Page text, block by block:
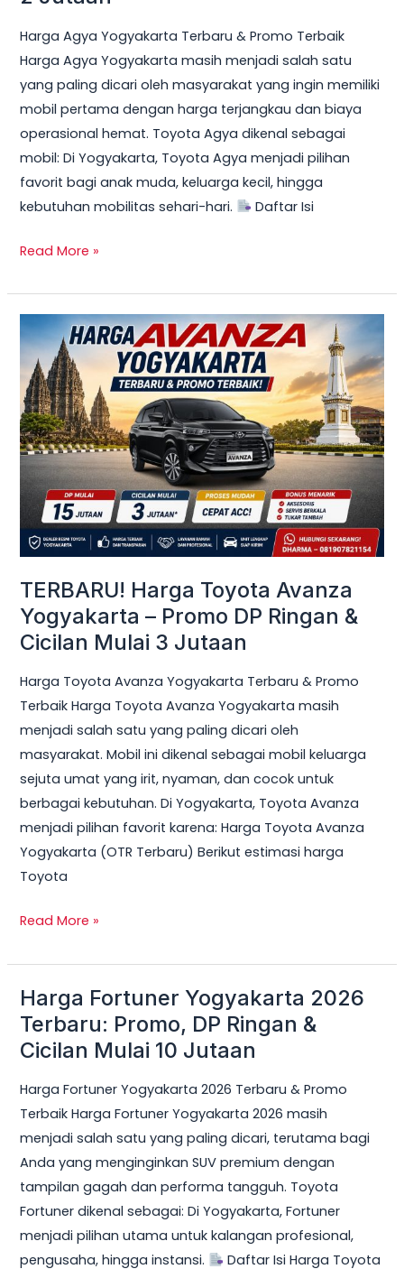
Harga Agya Yogyakarta Terbaru & Promo Terbaik
Harga Agya Yogyakarta masih menjadi salah satu
yang paling dicari oleh masyarakat yang ingin memiliki
mobil pertama dengan harga terjangkau dan biaya
operasional hemat. Toyota Agya dikenal sebagai
mobil: Di Yogyakarta, Toyota Agya menjadi pilihan
favorit bagi anak muda, keluarga kecil, hingga
kebutuhan mobilitas sehari-hari.
Daftar Isi
Read More »
TERBARU! Harga Toyota Avanza
Yogyakarta – Promo DP Ringan &
Cicilan Mulai 3 Jutaan
Harga Toyota Avanza Yogyakarta Terbaru & Promo
Terbaik Harga Toyota Avanza Yogyakarta masih
menjadi salah satu yang paling dicari oleh
masyarakat. Mobil ini dikenal sebagai mobil keluarga
sejuta umat yang irit, nyaman, dan cocok untuk
berbagai kebutuhan. Di Yogyakarta, Toyota Avanza
menjadi pilihan favorit karena: Harga Toyota Avanza
Yogyakarta (OTR Terbaru) Berikut estimasi harga
Toyota
TERBARU!
Harga
Toyota
Avanza
Yogyakarta
–
Promo
DP
Ringan
&
Mulai
3
Jutaan
Read More »
Harga Fortuner Yogyakarta 2026
Terbaru: Promo, DP Ringan &
Cicilan Mulai 10 Jutaan
Harga Fortuner Yogyakarta 2026 Terbaru & Promo
Terbaik Harga Fortuner Yogyakarta 2026 masih
menjadi salah satu yang paling dicari, terutama bagi
Anda yang menginginkan SUV premium dengan
tampilan gagah dan performa tangguh. Toyota
Fortuner dikenal sebagai: Di Yogyakarta, Fortuner
menjadi pilihan utama untuk kalangan profesional,
pengusaha, hingga instansi.
Daftar Isi Harga Toyota
Harga
Fortuner
Yogyakarta
Terbaru:
Promo,
DP
Ringan
&
Cicilan
Mulai
10